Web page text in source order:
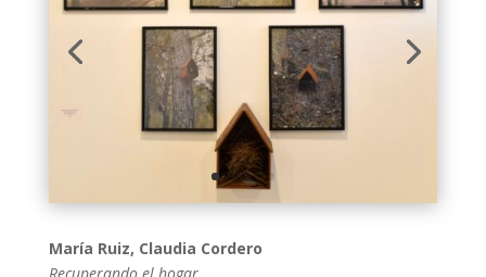
María Ruiz, Claudia Cordero